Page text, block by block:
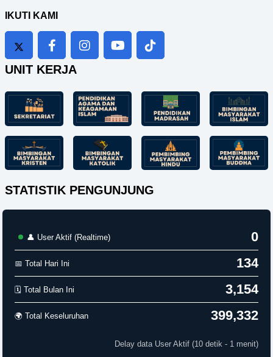
IKUTI KAMI
UNIT KERJA
STATISTIK PENGUNJUNG
👤 User Aktif (Realtime) 0
📅 Total Hari Ini 134
🗓️ Total Bulan Ini 3,154
🌍 Total Keseluruhan 399,332
Delay data User Aktif (10 detik - 1 menit)